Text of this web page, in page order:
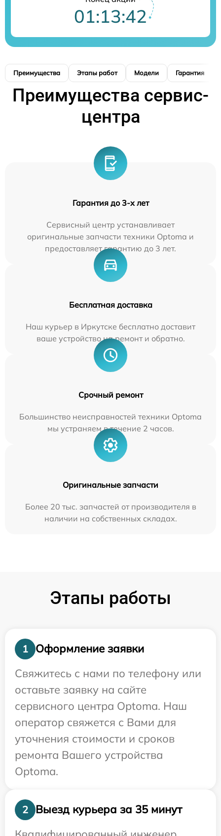
01:13:41
Преимущества Этапы работ Модели Гарантия
Преимущества сервис-
центра
Гарантия до 3-х лет
Сервисный центр устанавливает
оригинальные запчасти техники Optoma и
предоставляет гарантию до 3 лет.
Бесплатная доставка
Наш курьер в Иркутске бесплатно доставит
ваше устройство на ремонт и обратно.
Срочный ремонт
Большинство неисправностей техники Optoma
мы устраняем в течение 2 часов.
Оригинальные запчасти
Более 20 тыс. запчастей от производителя в
наличии на собственных складах.
Этапы работы
1
Оформление заявки
Свяжитесь с нами по телефону или
оставьте заявку на сайте
сервисного центра Optoma. Наш
оператор свяжется с Вами для
уточнения стоимости и сроков
ремонта Вашего устройства
Optoma.
2
Выезд курьера за 35 минут